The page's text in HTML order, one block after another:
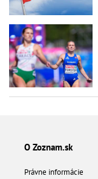
O Zoznam.sk
Právne informácie